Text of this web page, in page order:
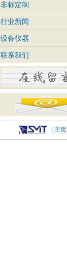
非标定制
行业新闻
设备仪器
联系我们
| 主页